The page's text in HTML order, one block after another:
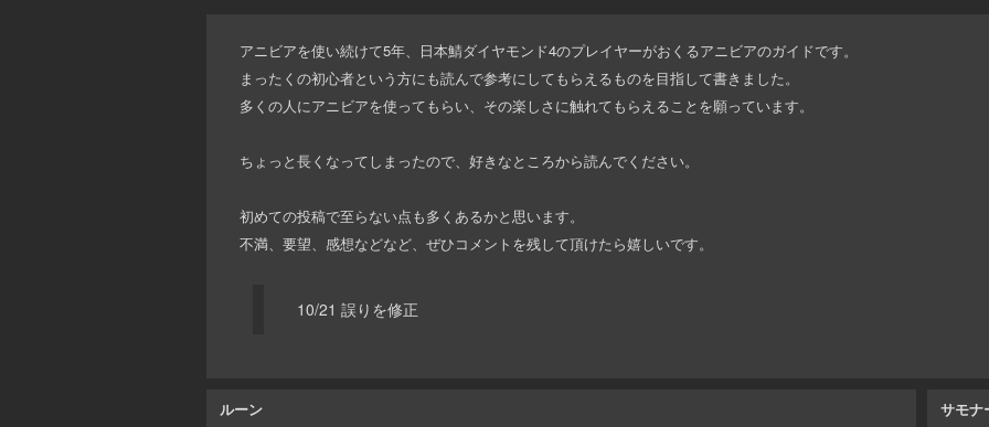
アニビアを使い続けて5年、日本鯖ダイヤモンド4のプレイヤーがおくるアニビアのガイドです。
まったくの初心者という方にも読んで参考にしてもらえるものを目指して書きました。
多くの人にアニビアを使ってもらい、その楽しさに触れてもらえることを願っています。
ちょっと長くなってしまったので、好きなところから読んでください。
初めての投稿で至らない点も多くあるかと思います。
不満、要望、感想などなど、ぜひコメントを残して頂けたら嬉しいです。
10/21 誤りを修正
ルーン サモナ